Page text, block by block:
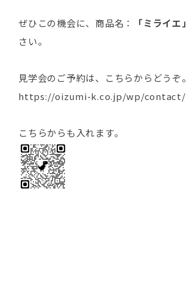
ぜひこの機会に、商品名： 「ミライエ 」
さい。
見学会のご予約は、こちらからどうぞ。
https://oizumi-k.co.jp/wp/contact/
こちらからも入れます。